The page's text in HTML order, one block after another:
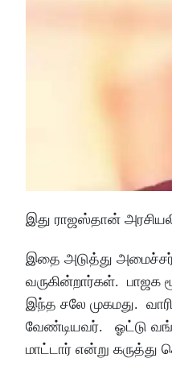
இது ராஜஸ்தான்
இதை அடுத்து அமைச்சர்
வருகின்றார்கள். பாஜக
இந்த சலே முகமது.
வேண்டியவர். ஓட்டு
மாட்டார் என்று கருத்து